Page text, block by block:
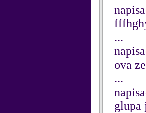
...
ova
...
glupa